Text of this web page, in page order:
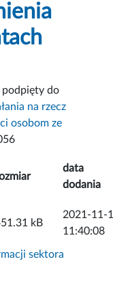
podpięty do
na rzecz
osobom ze
data
dodania
kB
2021-11-
11:40:08
sektora